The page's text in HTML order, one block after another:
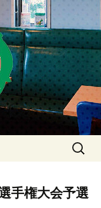
草・上石神
バーこと
検
索:
手権大会予選